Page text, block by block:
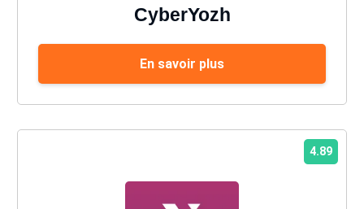
CyberYozh
En savoir plus
4.89